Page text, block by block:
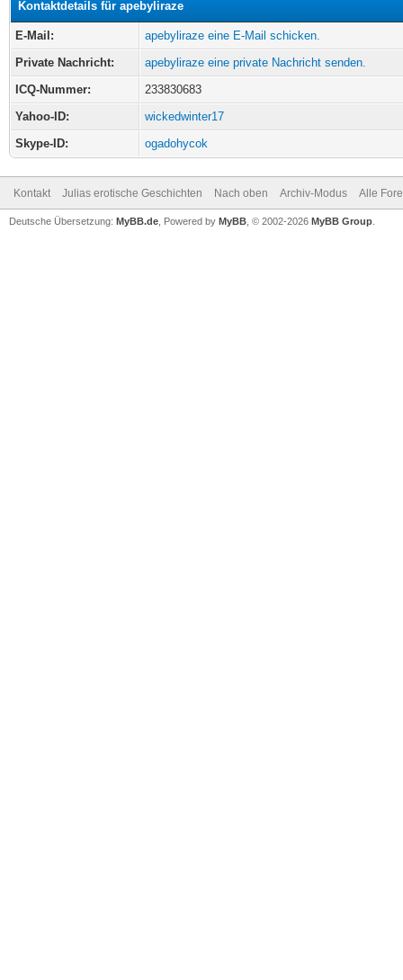
Kontaktdetails für apebyliraze
E-Mail:
apebyliraze eine E-Mail schicken.
Private Nachricht:
apebyliraze eine private Nachricht senden.
ICQ-Nummer:
233830683
Yahoo-ID:
wickedwinter17
Skype-ID:
ogadohycok
Kontakt Julias erotische Geschichten Nach oben Archiv-Modus Alle
Deutsche Übersetzung: MyBB.de , Powered by MyBB , © 2002-2026 MyBB Group